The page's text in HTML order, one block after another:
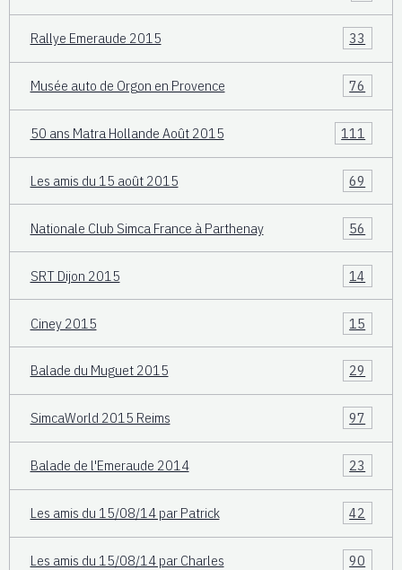
Rallye Emeraude 2015 33
Musée auto de Orgon en Provence 76
50 ans Matra Hollande Août 2015 111
Les amis du 15 août 2015 69
Nationale Club Simca France à Parthenay 56
SRT Dijon 2015 14
Ciney 2015 15
Balade du Muguet 2015 29
SimcaWorld 2015 Reims 97
Balade de l'Emeraude 2014 23
Les amis du 15/08/14 par Patrick 42
Les amis du 15/08/14 par Charles 90